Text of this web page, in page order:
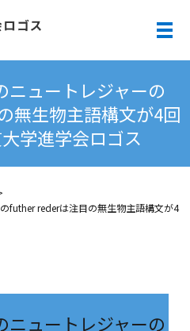
メ
ニュートレジャーの
無生物主語構文が4回
学進学会ロゴス
futher rederは注目の無生物主語構文が4
ニュートレジャーの